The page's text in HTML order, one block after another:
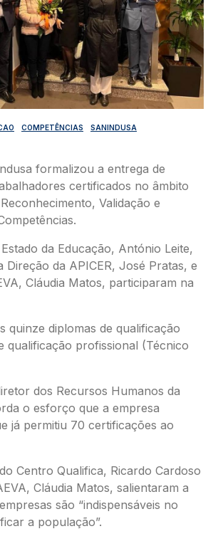
COMPETÊNCIAS
SANINDUSA
formalizou a entrega de
certificados no âmbito
Validação e
da Educação, António Leite,
Direção da APICER, José Pratas, e
Cláudia Matos, participaram na
quinze diplomas de qualificação
qualificação profissional (Técnico
dos Recursos Humanos da
o esforço que a empresa
já permitiu 70 certificações ao
Centro Qualifica, Ricardo Cardoso
Cláudia Matos, salientaram a
são “indispensáveis no
a população”.